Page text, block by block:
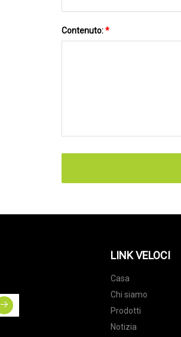
Contenuto:*
LINK VELOCI
Casa
Chi siamo
Prodotti
Notizia